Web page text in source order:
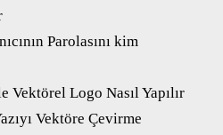
Parolasını kim
Logo Nasıl Yapılır
Vektöre Çevirme